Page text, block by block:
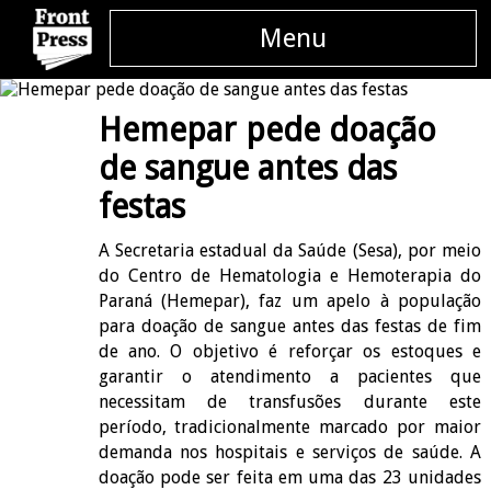
Menu
Hemepar pede doação
de sangue antes das
festas
A Secretaria estadual da Saúde (Sesa), por meio
do Centro de Hematologia e Hemoterapia do
Paraná (Hemepar), faz um apelo à população
para doação de sangue antes das festas de fim
de ano. O objetivo é reforçar os estoques e
garantir o atendimento a pacientes que
necessitam de transfusões durante este
período, tradicionalmente marcado por maior
demanda nos hospitais e serviços de saúde. A
doação pode ser feita em uma das 23 unidades